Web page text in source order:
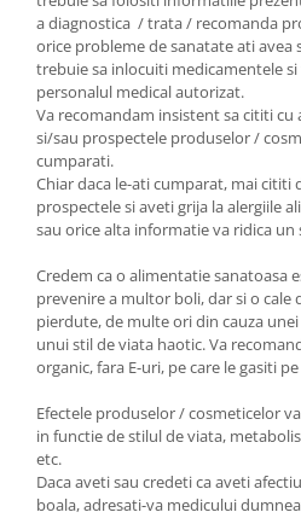
a diagnostica / trata / recomanda
orice probleme de sanatate ati avea
trebuie sa inlocuiti medicamentele
personalul medical autorizat.
Va recomandam insistent sa cititi
si/sau prospectele produselor /
cumparati.
Chiar daca le-ati cumparat, mai cititi
prospectele si aveti grija la alergiile
sau orice alta informatie va ridica un
Credem ca o alimentatie sanatoasa
prevenire a multor boli, dar si o cale
pierdute, de multe ori din cauza
unui stil de viata haotic. Va
organic, fara E-uri, pe care le gasiti
Efectele produselor / cosmeticelor
in functie de stilul de viata,
etc.
Daca aveti sau credeti ca aveti
boala, adresati-va medicului